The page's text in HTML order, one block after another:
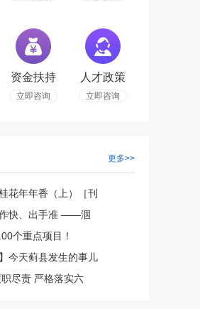
资金扶持
立即咨询
人才政策
立即咨询
更多>>
花年年香（上）［刊
快、出手准 ——洇
个重点项目！
今天蓟县发生的事儿
尽责 严格落实六